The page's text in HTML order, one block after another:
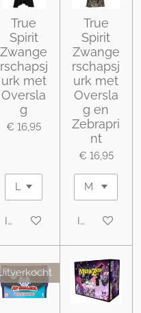
True
Spirit
Zwange
rschapsj
urk met
Oversla
g
€ 16,95
In winkelwagen
True
Spirit
Zwange
rschapsj
urk met
Oversla
g en
Zebrapri
nt
€ 16,95
In